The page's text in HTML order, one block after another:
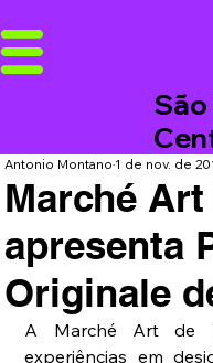
São
Marché Art
apresenta
Originale
Antonio Montano1 de nov. de
A Marché Art de
experiências em